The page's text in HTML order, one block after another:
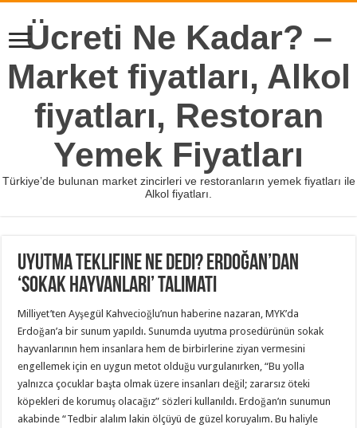
Ücreti Ne Kadar? –
Market fiyatları, Alkol
fiyatları, Restoran
Yemek Fiyatları
Türkiye’de bulunan market zincirleri ve restoranların yemek fiyatları ile
Alkol fiyatları.
Uyutma teklifine ne dedi? Erdoğan’dan
‘sokak hayvanları’ talimatı
Milliyet’ten Ayşegül Kahvecioğlu’nun haberine nazaran, MYK’da
Erdoğan’a bir sunum yapıldı. Sunumda uyutma prosedürünün sokak
hayvanlarının hem insanlara hem de birbirlerine ziyan vermesini
engellemek için en uygun metot olduğu vurgulanırken, “Bu yolla
yalnızca çocuklar başta olmak üzere insanları değil; zararsız öteki
köpekleri de korumuş olacağız” sözleri kullanıldı. Erdoğan’ın sunumun
akabinde “Tedbir alalım lakin ölçüyü de güzel koruyalım. Bu haliyle